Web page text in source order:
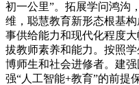
初一公里”。拓展学问鸿沟
维，聪慧教育新形态根基
事供给能力和现代化程度
拔教师素养和能力。按照
博师生和社会进修者。建
强“人工智能+教育”的前提